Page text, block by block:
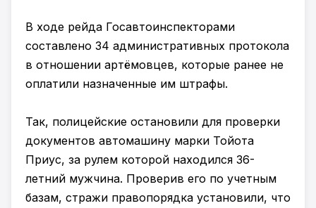
В ходе рейда Госавтоинспекторами
составлено 34 административных протокола
в отношении артёмовцев, которые ранее не
оплатили назначенные им штрафы.
Так, полицейские остановили для проверки
документов автомашину марки Тойота
Приус, за рулем которой находился 36-
летний мужчина. Проверив его по учетным
базам, стражи правопорядка установили, что